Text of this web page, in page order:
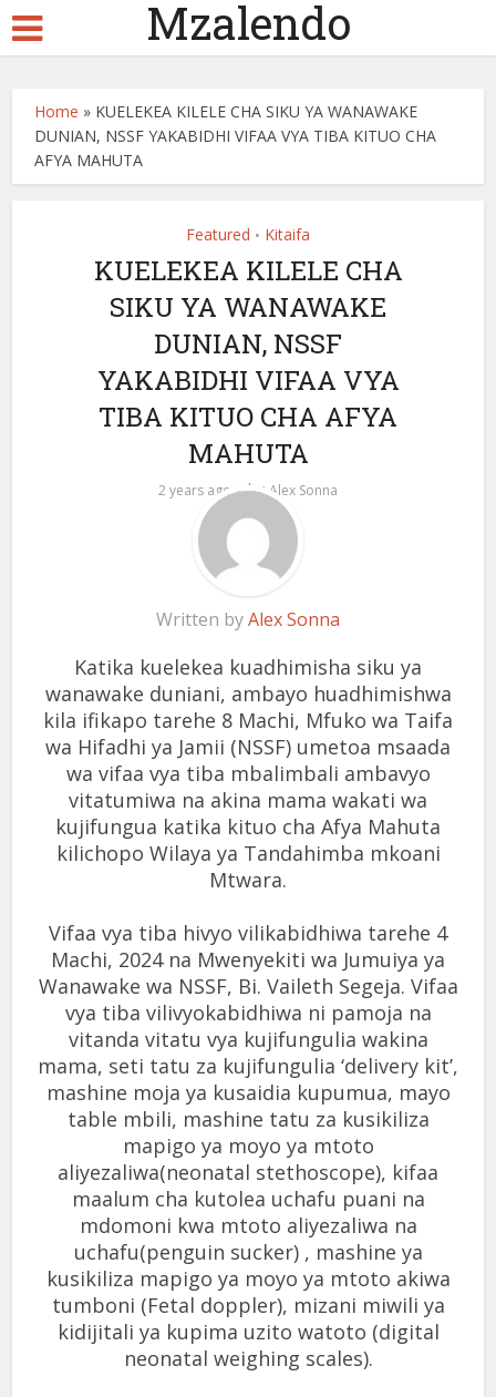
Mzalendo
Home » KUELEKEA KILELE CHA SIKU YA WANAWAKE
DUNIAN, NSSF YAKABIDHI VIFAA VYA TIBA KITUO CHA
AFYA MAHUTA
Featured • Kitaifa
KUELEKEA KILELE CHA
SIKU YA WANAWAKE
DUNIAN, NSSF
YAKABIDHI VIFAA VYA
TIBA KITUO CHA AFYA
MAHUTA
2 years ago by Alex Sonna
Written byAlex Sonna
Katika kuelekea kuadhimisha siku ya
wanawake duniani, ambayo huadhimishwa
kila ifikapo tarehe 8 Machi, Mfuko wa Taifa
wa Hifadhi ya Jamii (NSSF) umetoa msaada
wa vifaa vya tiba mbalimbali ambavyo
vitatumiwa na akina mama wakati wa
kujifungua katika kituo cha Afya Mahuta
kilichopo Wilaya ya Tandahimba mkoani
Mtwara.
Vifaa vya tiba hivyo vilikabidhiwa tarehe 4
Machi, 2024 na Mwenyekiti wa Jumuiya ya
Wanawake wa NSSF, Bi. Vaileth Segeja. Vifaa
vya tiba vilivyokabidhiwa ni pamoja na
vitanda vitatu vya kujifungulia wakina
mama, seti tatu za kujifungulia ‘delivery kit’,
mashine moja ya kusaidia kupumua, mayo
table mbili, mashine tatu za kusikiliza
mapigo ya moyo ya mtoto
aliyezaliwa(neonatal stethoscope), kifaa
maalum cha kutolea uchafu puani na
mdomoni kwa mtoto aliyezaliwa na
uchafu(penguin sucker) , mashine ya
kusikiliza mapigo ya moyo ya mtoto akiwa
tumboni (Fetal doppler), mizani miwili ya
kidijitali ya kupima uzito watoto (digital
neonatal weighing scales).